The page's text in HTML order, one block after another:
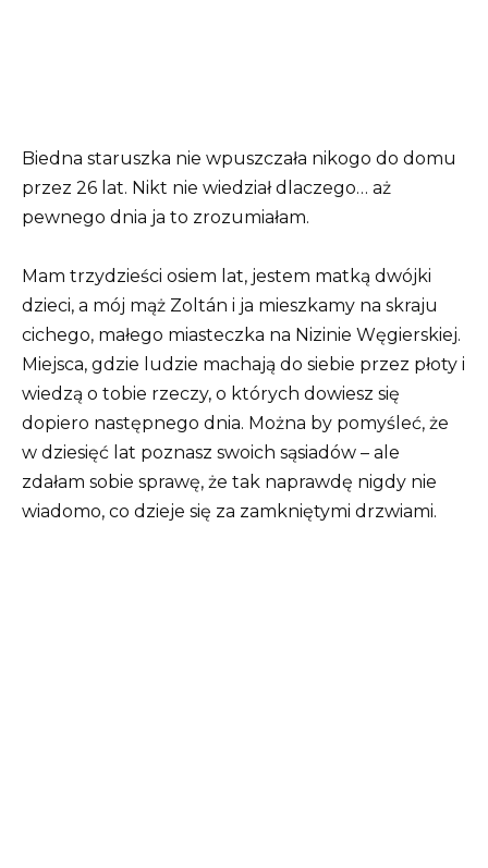
Biedna staruszka nie wpuszczała nikogo do domu
przez 26 lat. Nikt nie wiedział dlaczego… aż
pewnego dnia ja to zrozumiałam.
Mam trzydzieści osiem lat, jestem matką dwójki
dzieci, a mój mąż Zoltán i ja mieszkamy na skraju
cichego, małego miasteczka na Nizinie Węgierskiej.
Miejsca, gdzie ludzie machają do siebie przez płoty i
wiedzą o tobie rzeczy, o których dowiesz się
dopiero następnego dnia. Można by pomyśleć, że
w dziesięć lat poznasz swoich sąsiadów – ale
zdałam sobie sprawę, że tak naprawdę nigdy nie
wiadomo, co dzieje się za zamkniętymi drzwiami.